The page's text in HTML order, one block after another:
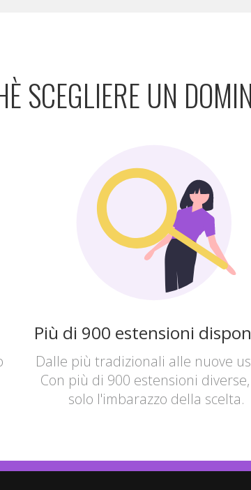
SCEGLIERE UN
Più di 900 estensioni
Dalle più tradizionali alle nuove
Con più di 900 estensioni
solo l'imbarazzo della scelta.